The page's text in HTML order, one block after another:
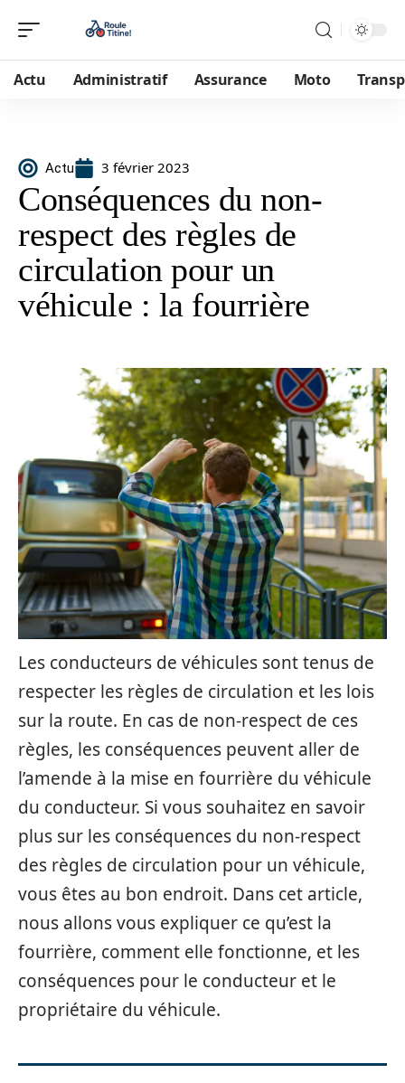
Actu Administratif Assurance Moto
Actu 3 février 2023
Conséquences du non-
respect des règles de
circulation pour un
véhicule : la fourrière
Les conducteurs de véhicules sont tenus de
respecter les règles de circulation et les lois
sur la route. En cas de non-respect de ces
règles, les conséquences peuvent aller de
l’amende à la mise en fourrière du véhicule
du conducteur. Si vous souhaitez en savoir
plus sur les conséquences du non-respect
des règles de circulation pour un véhicule,
vous êtes au bon endroit. Dans cet article,
nous allons vous expliquer ce qu’est la
fourrière, comment elle fonctionne, et les
conséquences pour le conducteur et le
propriétaire du véhicule.